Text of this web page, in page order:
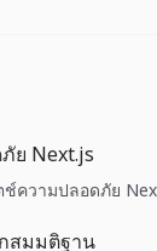
ย Next.js
ช์ความปลอดภัย
สมมติฐาน